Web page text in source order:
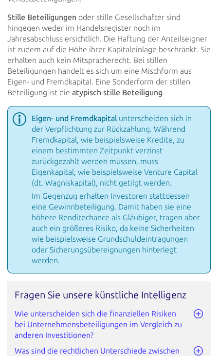
Stille Beteiligungen oder stille Gesellschafter sind
hingegen weder im Handelsregister noch im
Jahresabschluss ersichtlich. Die Haftung der Anteilseigner
ist zudem auf die Höhe ihrer Kapitaleinlage beschränkt. Sie
erhalten auch kein Mitspracherecht. Bei stillen
Beteiligungen handelt es sich um eine Mischform aus
Eigen- und Fremdkapital. Eine Sonderform der stillen
Beteiligung ist die atypisch stille Beteiligung.
Eigen- und Fremdkapital unterscheiden sich in
der Verpflichtung zur Rückzahlung. Während
Fremdkapital, wie beispielsweise Kredite, zu
einem bestimmten Zeitpunkt verzinst
zurückgezahlt werden müssen, muss
Eigenkapital, wie beispielsweise Venture Capital
(dt. Wagniskapital), nicht getilgt werden.
Im Gegenzug erhalten Investoren stattdessen
eine Gewinnbeteiligung. Damit haben sie eine
höhere Renditechance als Gläubiger, tragen aber
auch ein größeres Risiko, da keine Sicherheiten
wie beispielsweise Grundschuldeintragungen
oder Sicherungsübereignungen hinterlegt
werden.
Fragen Sie unsere künstliche Intelligenz
Wie unterscheiden sich die finanziellen Risiken
bei Unternehmensbeteiligungen im Vergleich zu
anderen Investitionen?
Was sind die rechtlichen Unterschiede zwischen